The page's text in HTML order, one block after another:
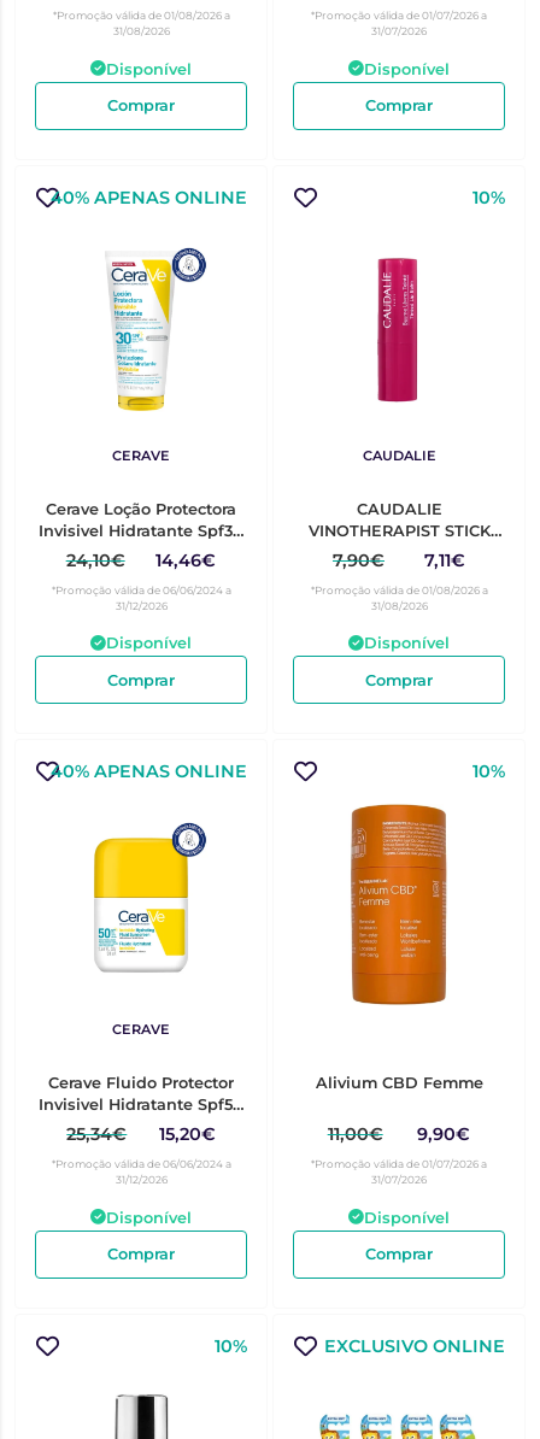
*Promoção válida de 01/08/2026 a
31/08/2026
Disponível
Comprar
*Promoção válida de 01/07/2026 a
31/07/2026
Disponível
Comprar
40% APENAS ONLINE
CERAVE
Cerave Loção Protectora
Invisivel Hidratante Spf30
177Ml
24,10€ 14,46€
*Promoção válida de 06/06/2024 a
31/12/2026
Disponível
Comprar
10%
CAUDALIE
CAUDALIE
VINOTHERAPIST STICK
LABIAL C/ COR 4.5G
7,90€ 7,11€
*Promoção válida de 01/08/2026 a
31/08/2026
Disponível
Comprar
40% APENAS ONLINE
CERAVE
Cerave Fluido Protector
Invisivel Hidratante Spf50
50Ml
25,34€ 15,20€
*Promoção válida de 06/06/2024 a
31/12/2026
Disponível
Comprar
10%
Alivium CBD Femme
11,00€ 9,90€
*Promoção válida de 01/07/2026 a
31/07/2026
Disponível
Comprar
10% EXCLUSIVO ONLINE